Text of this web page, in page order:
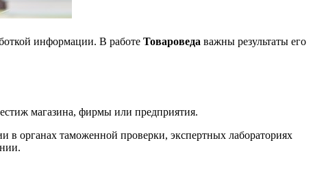
информации. В работе Товароведа важны результаты его
магазина, фирмы или предприятия.
в органах таможенной проверки, экспертных лабораториях